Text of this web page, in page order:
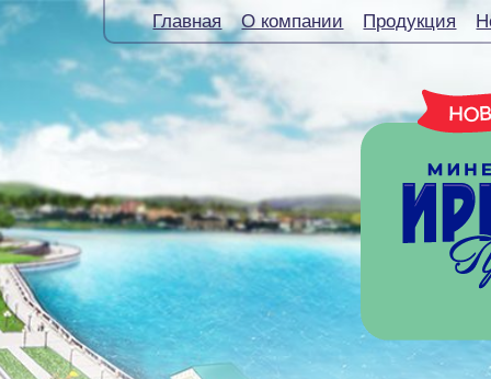
Главная О компании Продукция